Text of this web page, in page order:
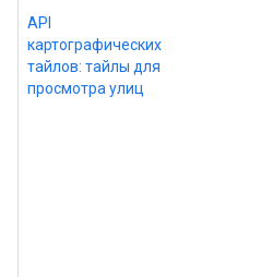
API
картографических
тайлов: тайлы для
просмотра улиц